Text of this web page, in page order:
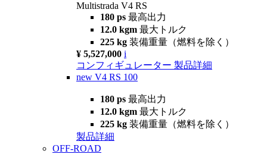
Multistrada V4 RS
180 ps 最高出力
12.0 kgm 最大トルク
225 kg 装備重量（燃料を除く）
¥ 5,527,000 i
コンフィギュレーター 製品詳細
new V4 RS 100
180 ps 最高出力
12.0 kgm 最大トルク
225 kg 装備重量（燃料を除く）
製品詳細
OFF-ROAD